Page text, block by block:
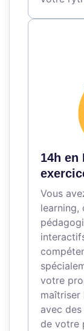
14h en
Vous
learning,
votre
maîtriser
avec
de votre